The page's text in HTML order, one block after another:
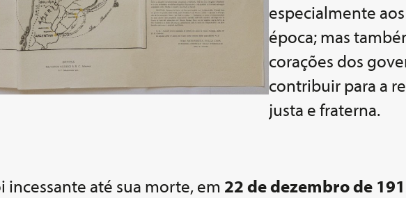
especialmente
época; mas
corações dos
contribuir para a
justa e fraterna.
incessante até sua morte, em 22 de dezembro de